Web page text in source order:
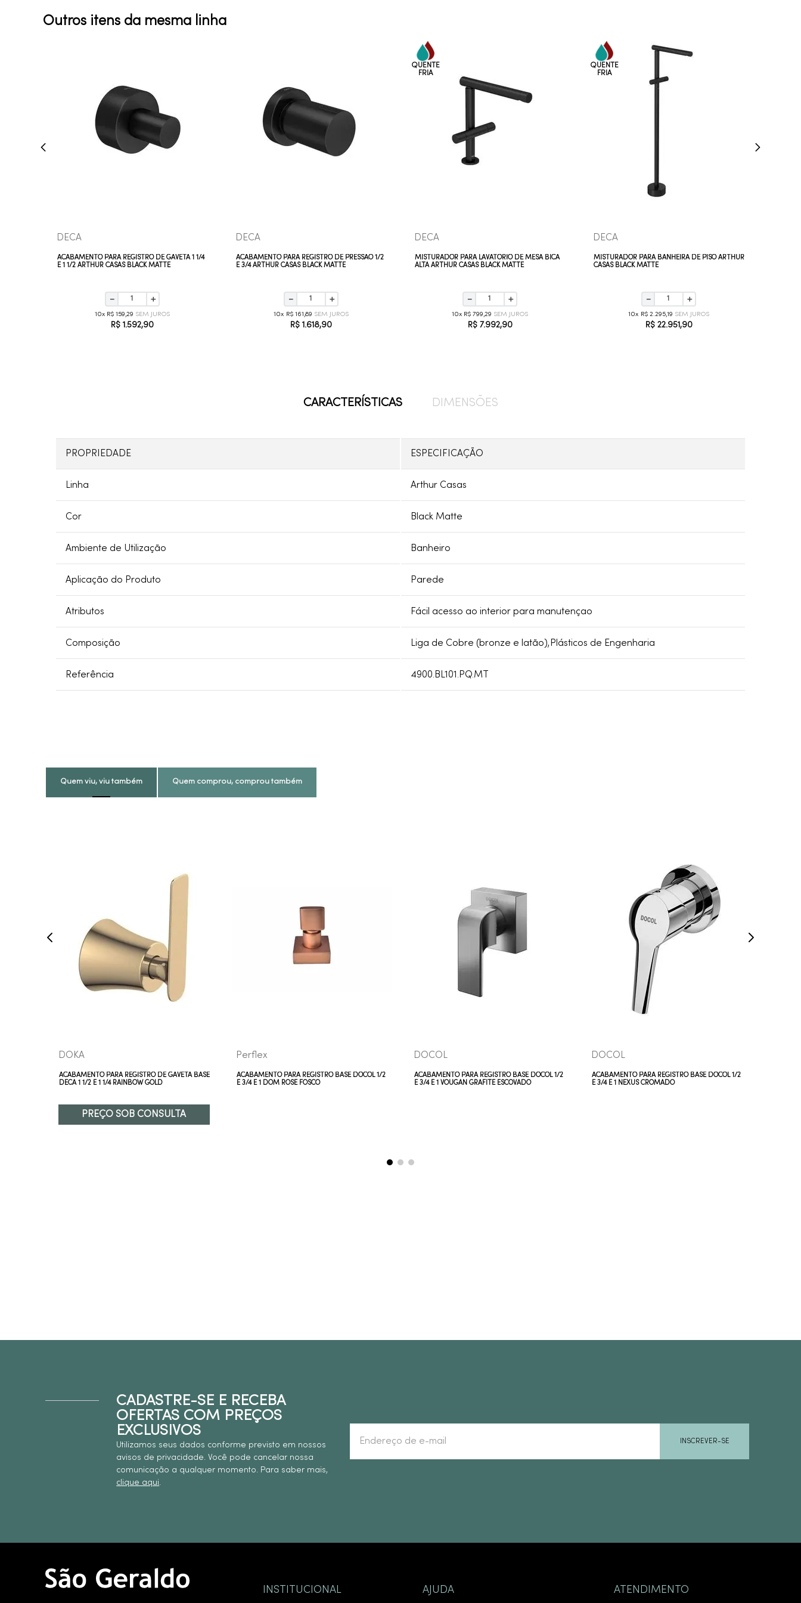
Outros itens da mesma linha
COMPRAR AGORA
DECA
ACABAMENTO PARA REGISTRO DE GAVETA 1 1/4
E 1 1/2 ARTHUR CASAS BLACK MATTE
＋
－
10 R$ 159,29
R$ 1 .592,90
DECA
ACABAMENTO PARA REGISTRO DE PRESSAO 1/2
E 3/4 ARTHUR CASAS BLACK MATTE
＋
－
10 R$ 161 ,89
R$ 1 .618,90
COMPRAR AGORA
VEJA MAIS
DECA
MISTURADOR PARA LAVATÓRIO DE MESA BICA
ALTA ARTHUR CASAS BLACK MATTE
＋
－
10 R$ 799,29
R$ 7.992,90
DECA
MISTURADOR PARA BANHEIRA DE PISO ARTHUR
CASAS BLACK MATTE
＋
－
10 R$ 2.295,19
R$ 22.951 ,90
CARACTERÍSTICAS DIMENSÕES
PROPRIEDADE ESPECIFICAÇÃO
Linha Arthur Casas
Cor Black Matte
Ambiente de Utilização Banheiro
Aplicação do Produto Parede
Atributos Fácil acesso ao interior para manutençao
Composição Liga de Cobre (bronze e latão),Plásticos de Engenharia
Referência 4900.BL101.PQ.MT
Quem viu, viu também Quem comprou, comprou também
VEJA MAIS
DOKA
ACABAMENTO PARA REGISTRO DE GAVETA BASE
DECA 1 1/2 E 1 1/4 RAINBOW GOLD
PREÇO SOB CONSULTA
INDISPONÍVEL
Perflex
ACABAMENTO PARA REGISTRO BASE DOCOL 1/2
E 3/4 E 1 DOM ROSE FOSCO
INDISPONÍVEL
DOCOL
ACABAMENTO PARA REGISTRO BASE DOCOL 1/2
E 3/4 E 1 VOUGAN GRAFITE ESCOVADO
INDISPONÍVEL
VEJA MAIS
DOCOL
ACABAMENTO PARA REGISTRO BASE DOCOL 1/2
E 3/4 E 1 NEXUS CROMADO
CADASTRE-SE E RECEBA
OFERTAS COM PREÇOS
EXCLUSIVOS
Utilizamos seus dados conforme previsto em nossos
avisos de privacidade. Você pode cancelar nossa
comunicação a qualquer momento. Para saber mais,
clique aqui
INSCREVER-SE
INSTITUCIONAL AJUDA ATENDIMENTO